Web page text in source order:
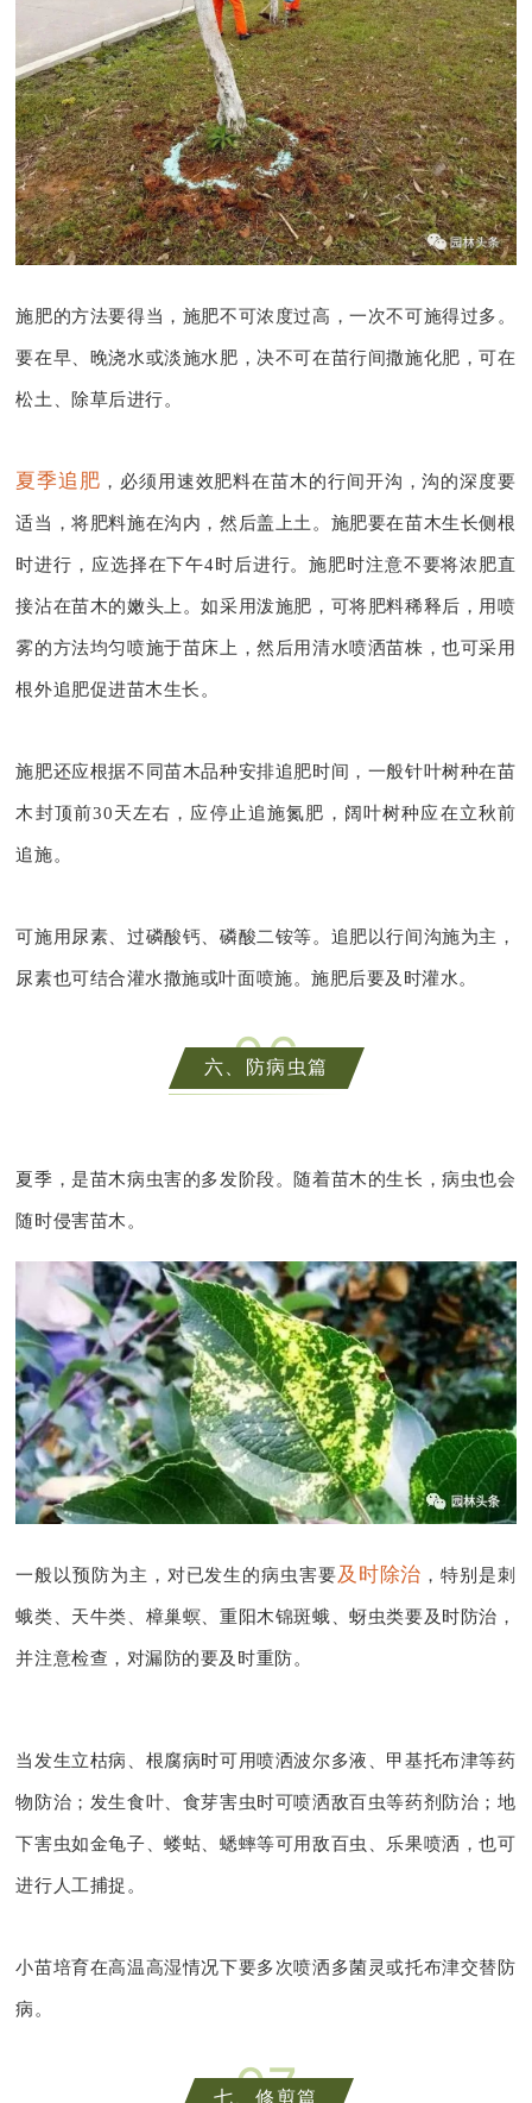
施肥的方法要得当， 施肥不可浓度过高，一次不可施得过多。
要在早、晚浇水或淡施水肥，决不可在苗行间撒施化肥，可在
松土、除草后进行。
夏季追肥 ，必须用速效肥料在苗木的行间开沟，沟的深度要
适当，将肥料施在沟内，然后盖上土。施肥要在苗木生长侧根
时进行，应选择在下午4时后进行。施肥时注意不要将浓肥直
接沾在苗木的嫩头上。如采用泼施肥，可将肥料稀释后，用喷
雾的方法均匀喷施于苗床上，然后用清水喷洒苗株，也可采用
根外追肥促进苗木生长。
施肥还应根据不同苗木品种安排追肥时间，一般针叶树种在苗
木封顶前30天左右，应停止追施氮肥，阔叶树种应在立秋前
追施。
可施用尿素、过磷酸钙、磷酸二铵等。追肥以行间沟施为主，
尿素也可结合灌水撒施或叶面喷施。施肥后要及时灌水。
06
六、防病虫篇
夏季，是苗木病虫害的多发阶段。随着苗木的生长，病虫也会
随时侵害苗木。
一般以预防为主，对已发生的病虫害要及时除治 ，特别是刺
蛾类、天牛类、樟巢螟、重阳木锦斑蛾、蚜虫类要及时防治，
并注意检查，对漏防的要及时重防。
当发生立枯病、根腐病时可用喷洒波尔多液、甲基托布津等药
物防治；发生食叶、食芽害虫时可喷洒敌百虫等药剂防治；地
下害虫如金龟子、蝼蛄、蟋蟀等可用敌百虫、乐果喷洒，也可
进行人工捕捉。
小苗培育在高温高湿情况下要多次喷洒多菌灵或托布津交替防
病。
07
七、修剪篇